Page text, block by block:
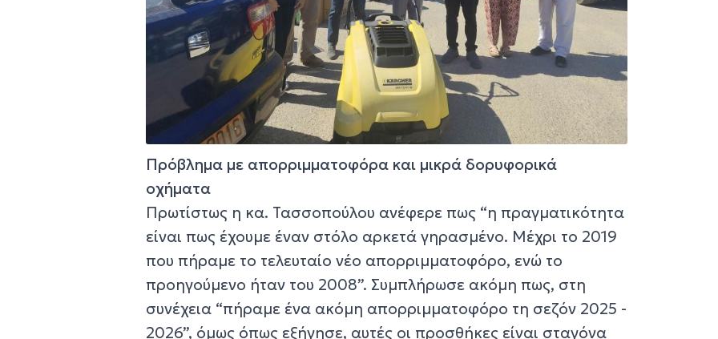
Πρόβλημα με απορριμματοφόρα και μικρά δορυφορικά
οχήματα
Πρωτίστως η κα. Τασσοπούλου ανέφερε πως “η πραγματικότητα
είναι πως έχουμε έναν στόλο αρκετά γηρασμένο. Μέχρι το 2019
που πήραμε το τελευταίο νέο απορριμματοφόρο, ενώ το
προηγούμενο ήταν του 2008”. Συμπλήρωσε ακόμη πως, στη
συνέχεια “πήραμε ένα ακόμη απορριμματοφόρο τη σεζόν 2025 -
2026”, όμως όπως εξήγησε, αυτές οι προσθήκες είναι σταγόνα